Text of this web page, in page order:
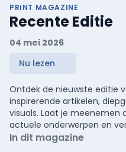
PRINT MAGAZINE
Recente Editie
04 mei 2026
Nu lezen
Ontdek de nieuwste editie
inspirerende artikelen,
visuals. Laat je meenemen
actuele onderwerpen en
In dit magazine